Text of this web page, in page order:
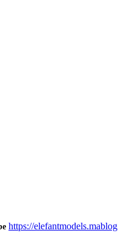
https://